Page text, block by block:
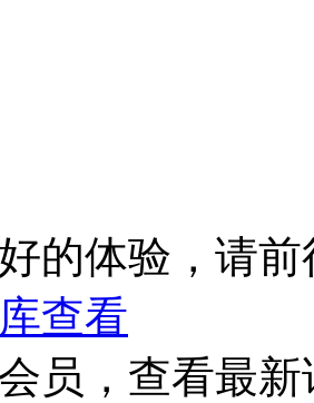
的体验，请
查看
员，查看最